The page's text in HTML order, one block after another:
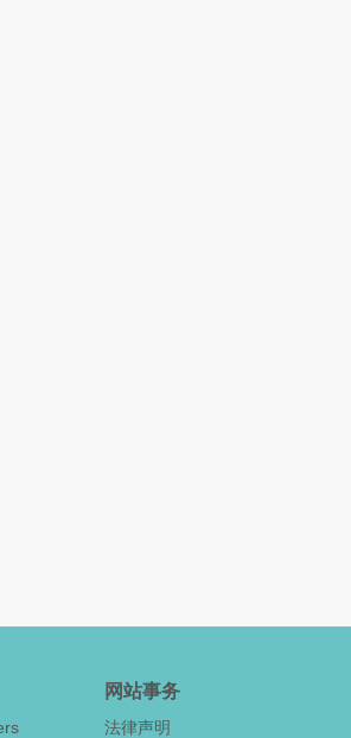
网站事务
法律声明